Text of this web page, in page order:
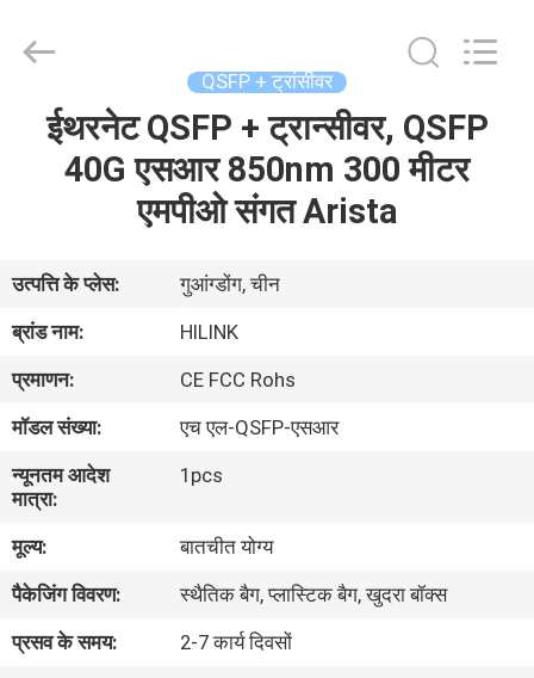
हमारे
बारे
में
कारखाने
का
गुणवत्ता
नियंत्रण
Technology
Co.,Ltd..
QSFP + ट्रांसीवर
ईथरनेट QSFP + ट्रान्सीवर, QSFP
40G एसआर 850nm 300 मीटर
एमपीओ संगत Arista
उत्पत्ति के प्लेस:
गुआंग्डोंग, चीन
ब्रांड नाम:
HILINK
प्रमाणन:
CE FCC Rohs
मॉडल संख्या:
एच एल-QSFP-एसआर
न्यूनतम आदेश
मात्रा:
1pcs
मूल्य:
बातचीत योग्य
पैकेजिंग विवरण:
स्थैतिक बैग, प्लास्टिक बैग, खुदरा बॉक्स
प्रसव के समय:
2-7 कार्य दिवसों